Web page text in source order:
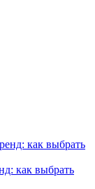
как выбрать